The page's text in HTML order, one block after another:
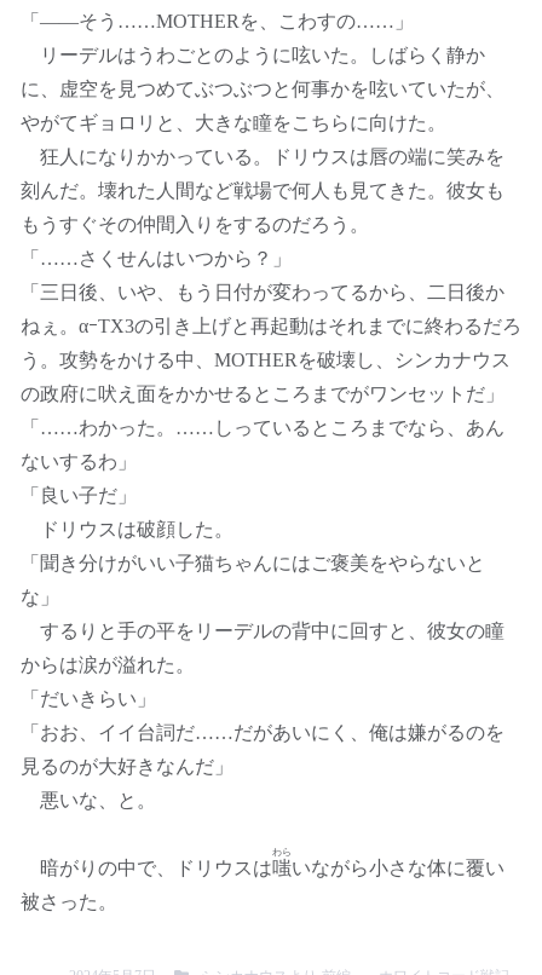
「――そう……MOTHERを、こわすの……」
リーデルはうわごとのように呟いた。しばらく静か
に、虚空を見つめてぶつぶつと何事かを呟いていたが、
やがてギョロリと、大きな瞳をこちらに向けた。
狂人になりかかっている。ドリウスは唇の端に笑みを
刻んだ。壊れた人間など戦場で何人も見てきた。彼女も
もうすぐその仲間入りをするのだろう。
「……さくせんはいつから？」
「三日後、いや、もう日付が変わってるから、二日後か
ねぇ。αｰTX3の引き上げと再起動はそれまでに終わるだろ
う。攻勢をかける中、MOTHERを破壊し、シンカナウス
の政府に吠え面をかかせるところまでがワンセットだ」
「……わかった。……しっているところまでなら、あん
ないするわ」
「良い子だ」
ドリウスは破顔した。
「聞き分けがいい子猫ちゃんにはご褒美をやらないと
な」
するりと手の平をリーデルの背中に回すと、彼女の瞳
からは涙が溢れた。
「だいきらい」
「おお、イイ台詞だ……だがあいにく、俺は嫌がるのを
見るのが大好きなんだ」
悪いな、と。
暗がりの中で、ドリウスは嗤
わら
いながら小さな体に覆い
被さった。